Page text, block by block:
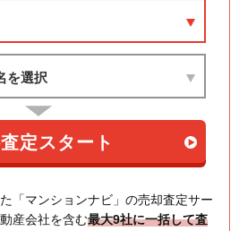
「マンションナビ」の売却査定サー
産会社を含む最大9社に一括して査